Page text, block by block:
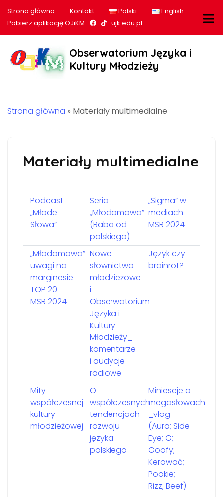
Strona główna Kontakt Polski
English
Pobierz aplikację OJiKM
Nasz profil na Facebook
Nasz profil na tiktok
ujk.edu.pl
Obserwatorium Języka i
Kultury Młodzieży
Strona główna » Materiały multimedialne
Materiały multimedialne
Podcast
„Młode
Słowa”
Seria
„Młodomowa”
(Baba od
polskiego)
„Sigma” w
mediach –
MSR 2024
„Młodomowa”_
uwagi na
marginesie
TOP 20
MSR 2024
Nowe
słownictwo
młodzieżowe
i
Obserwatorium
Języka i
Kultury
Młodzieży_
komentarze
i audycje
radiowe
Język czy
brainrot?
Mity
współczesnej
kultury
młodzieżowej
O
współczesnych
tendencjach
rozwoju
języka
polskiego
Minieseje o
megasłowach
_vlog
(Aura; Side
Eye; G;
Goofy;
Kerować;
Pookie;
Rizz; Beef)